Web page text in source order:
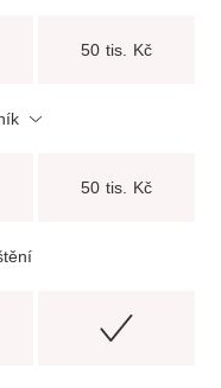
50 tis. Kč
50 tis. Kč